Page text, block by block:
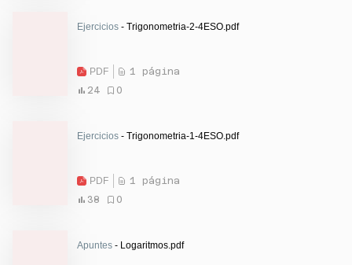
Ejercicios - Trigonometria-2-4ESO.pdf
PDF
1 página
24
0
Ejercicios - Trigonometria-1-4ESO.pdf
PDF
1 página
38
0
Apuntes - Logaritmos.pdf